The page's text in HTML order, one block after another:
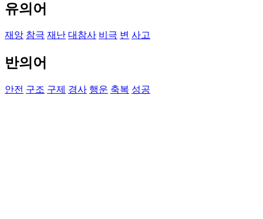
유의어
재앙 참극 재난 대참사 비극 변 사고
반의어
안전 구조 구제 경사 행운 축복 성공